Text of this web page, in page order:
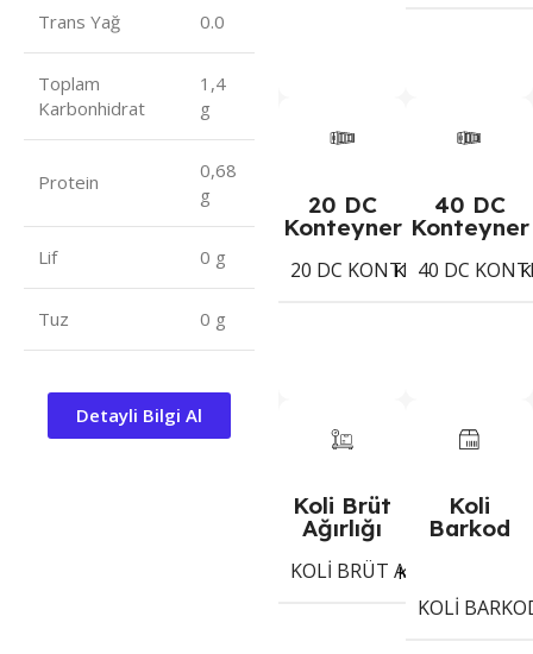
Trans Yağ 0.0
Toplam
Karbonhidrat
1,4
g
Protein
0,68
g
Lif 0 g
Tuz 0 g
Detayli Bilgi Al
20 DC
Konteyner
20 DC KONTEYNER 1342
Koli
40 DC
Konteyner
40 DC
Koli Brüt
Ağırlığı
KOLI BRÜT AĞIRLIĞI
Kg
Koli
Barkod
KOLI